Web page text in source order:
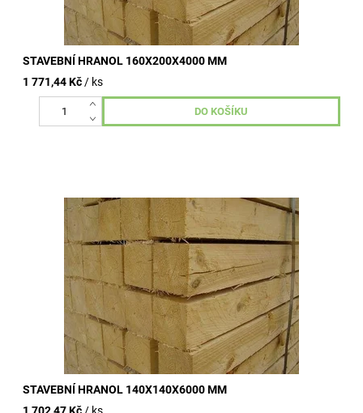
STAVEBNÍ HRANOL 160X200X4000 MM
1 771,44 Kč / ks
Stavební hranoly omítané, nehoblované, vzduchosuché.
Kvalitní dřevo od dlouhodobě ověřených výrobních závodů.
Široké využití ve...
STAVEBNÍ HRANOL 140X140X6000 MM